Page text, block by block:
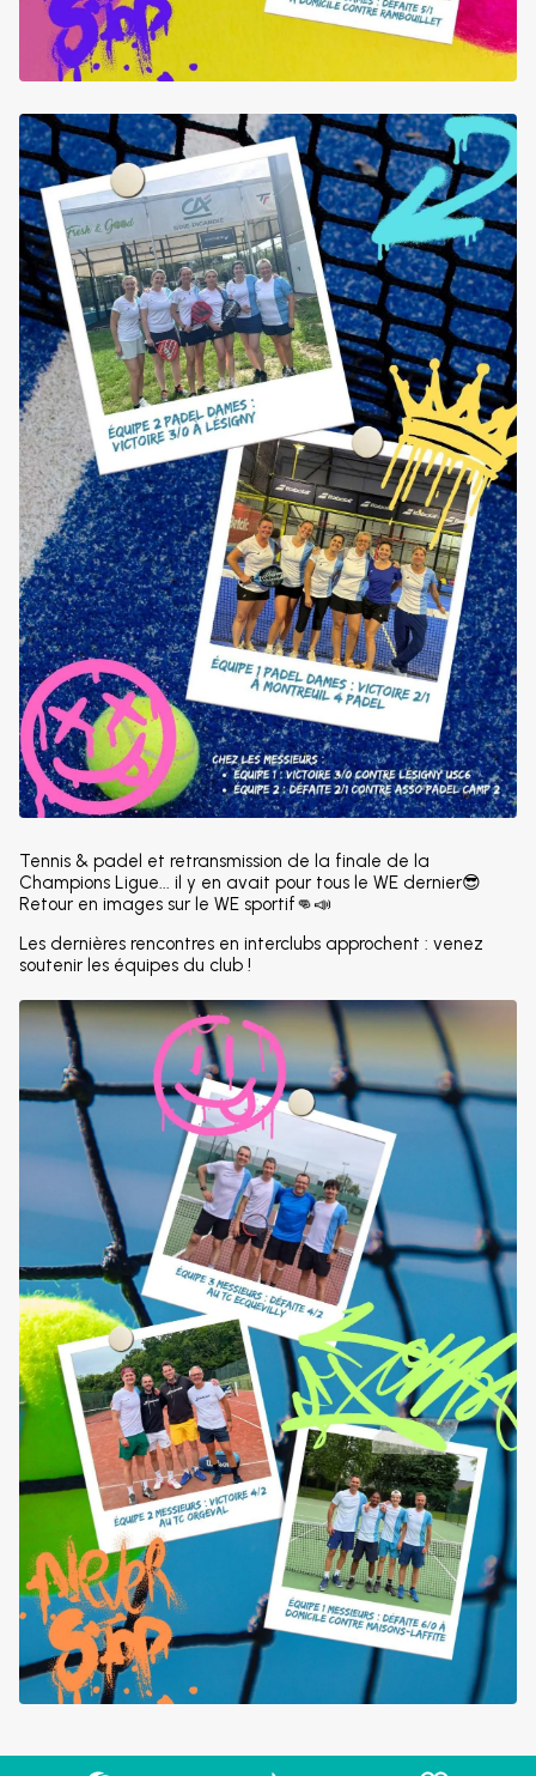
Tennis & padel et retransmission de la finale de la
Champions Ligue... il y en avait pour tous le WE dernier😎
Retour en images sur le WE sportif👊📣
Les dernières rencontres en interclubs approchent : venez
soutenir les équipes du club !